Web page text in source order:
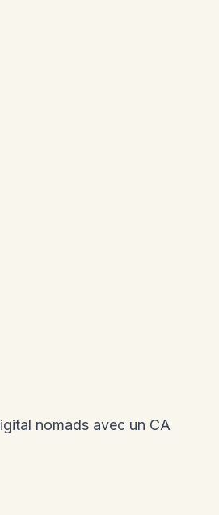
nomads avec un CA